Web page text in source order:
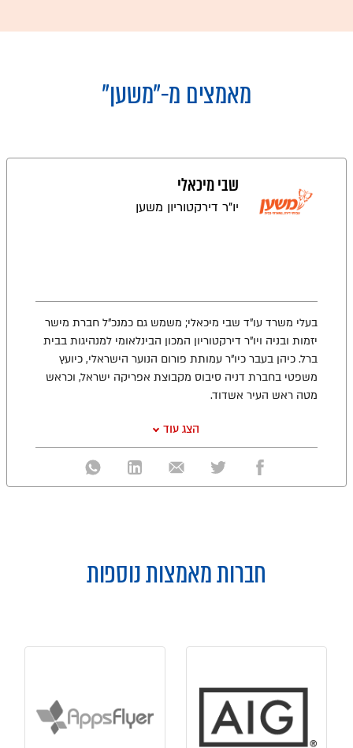
מאמצים מ-"משען"
שבי מיכאלי
יו"ר דירקטוריון משען
בעלי משרד עו"ד שבי מיכאלי; משמש גם כמנכ"ל חברת מישר
יזמות ובניה ויו"ר דירקטוריון המכון הבינלאומי למנהיגות בבית
ברל. כיהן בעבר כיו"ר עמותת פורום הנוער הישראלי, כיועץ
משפטי בחברת דניה סיבוס מקבוצת אפריקה ישראל, וכראש
מטה ראש העיר אשדוד.
הצג עוד
חברות מאמצות נוספות